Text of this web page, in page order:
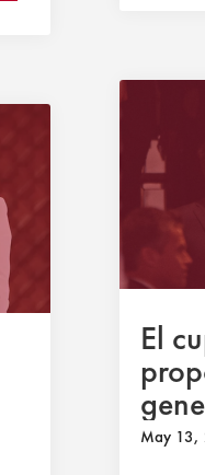
El
May 13,